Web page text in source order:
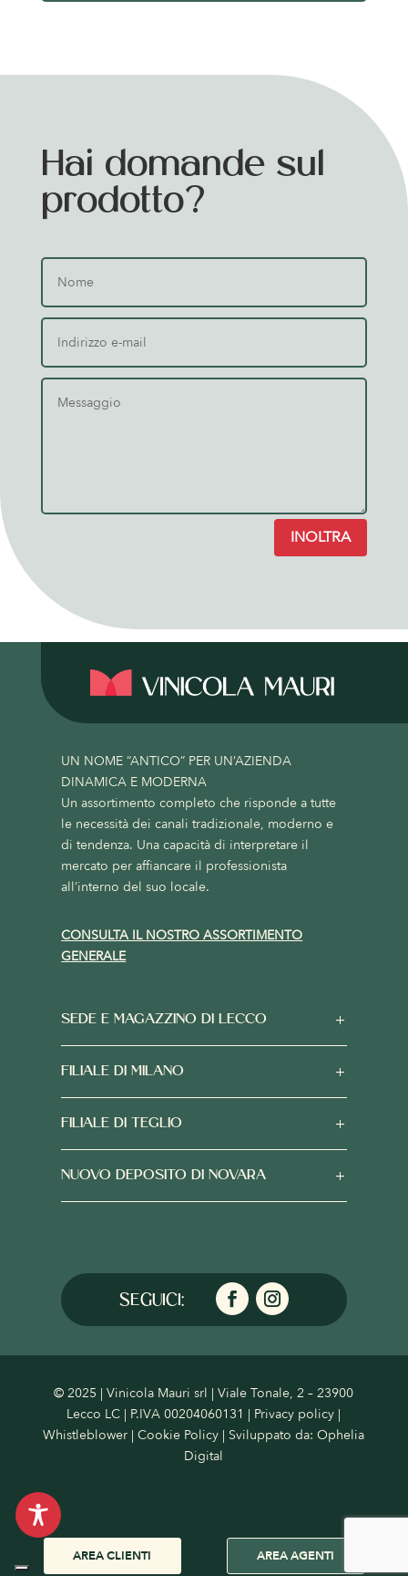
AREA CLIENTI AREA AGENTI
Hai domande sul
prodotto?
INOLTRA
UN NOME “ANTICO” PER UN’AZIENDA
DINAMICA E MODERNA
Un assortimento completo che risponde a tutte
le necessità dei canali tradizionale, moderno e
di tendenza. Una capacità di interpretare il
mercato per affiancare il professionista
all’interno del suo locale.
CONSULTA IL NOSTRO ASSORTIMENTO
GENERALE
SEDE E MAGAZZINO DI LECCO
FILIALE DI MILANO
FILIALE DI TEGLIO
NUOVO DEPOSITO DI NOVARA
© 2025 | Vinicola Mauri srl | Viale Tonale, 2 – 23900
Lecco LC | P.IVA 00204060131 | Privacy policy |
Whistleblower |Cookie Policy | Sviluppato da:Ophelia
Digital